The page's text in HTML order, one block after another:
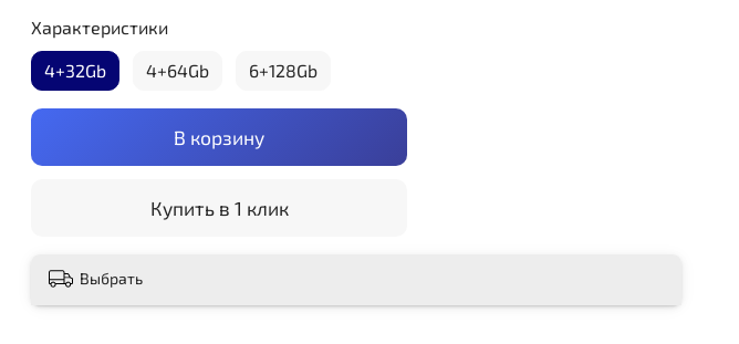
В корзину
Купить в 1 клик
Характеристики
4+32Gb 4+64Gb 6+128Gb
Выбрать